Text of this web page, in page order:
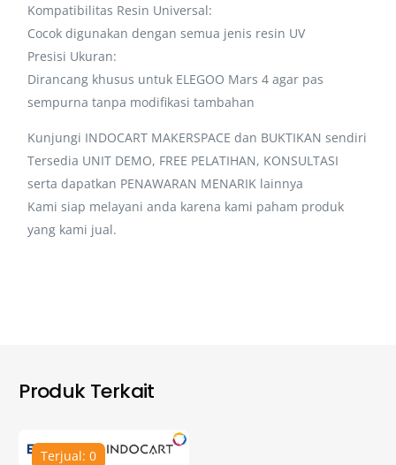
Kompatibilitas Resin Universal:
Cocok digunakan dengan semua jenis resin UV
Presisi Ukuran:
Dirancang khusus untuk ELEGOO Mars 4 agar pas
sempurna tanpa modifikasi tambahan
Kunjungi INDOCART MAKERSPACE dan BUKTIKAN sendiri
Tersedia UNIT DEMO, FREE PELATIHAN, KONSULTASI
serta dapatkan PENAWARAN MENARIK lainnya
Kami siap melayani anda karena kami paham produk
yang kami jual.
Produk Terkait
Terjual: 0